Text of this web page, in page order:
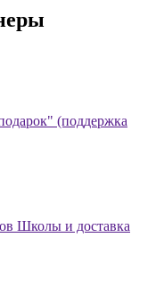
(поддержка
Школы и доставка